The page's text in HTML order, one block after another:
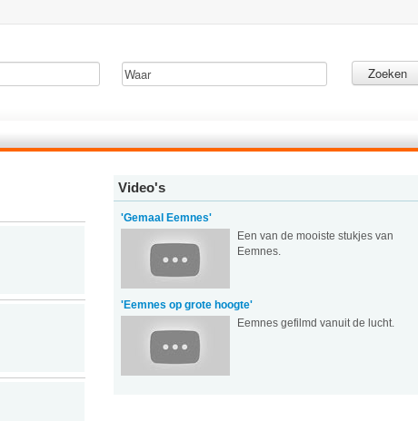
Zoeken
Video's
'Gemaal Eemnes'
Een van de mooiste stukjes van
Eemnes.
'Eemnes op grote hoogte'
Eemnes gefilmd vanuit de lucht.